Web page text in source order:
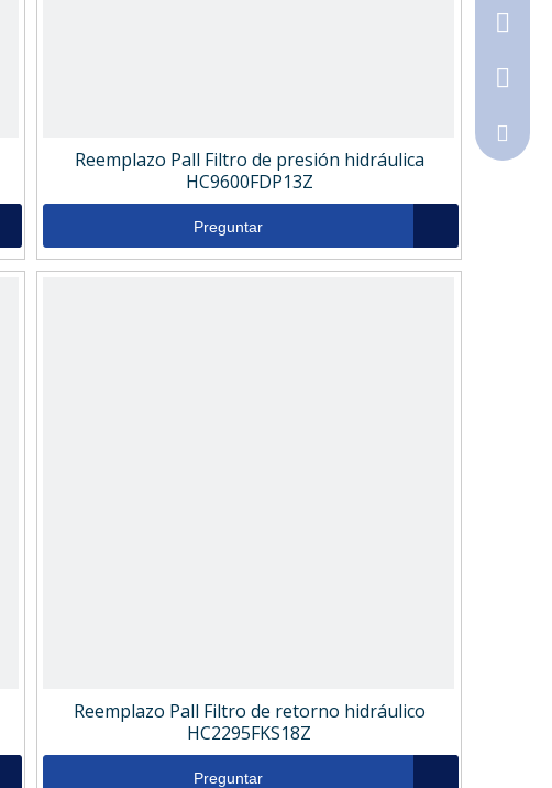
Reemplazo Pall Filtro de presión hidráulica
HC9600FDP13Z
Preguntar
Reemplazo Pall Filtro de retorno hidráulico
HC2295FKS18Z
Preguntar